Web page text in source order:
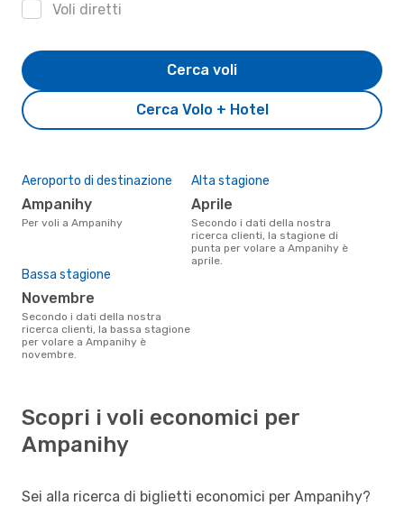
Voli diretti
Cerca Volo + Hotel
Cerca voli
Aeroporto di destinazione
Ampanihy
Per voli a Ampanihy
Alta stagione
aprile
Secondo i dati della nostra
ricerca clienti, la stagione di
punta per volare a Ampanihy è
aprile.
Bassa stagione
novembre
Secondo i dati della nostra
ricerca clienti, la bassa stagione
per volare a Ampanihy è
novembre.
Scopri i voli economici per
Ampanihy
Sei alla ricerca di biglietti economici per Ampanihy?